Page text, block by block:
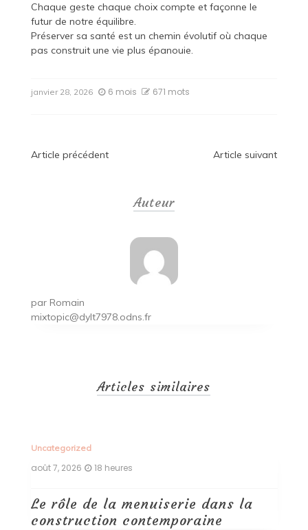
Chaque geste chaque choix compte et façonne le
futur de notre équilibre.
Préserver sa santé est un chemin évolutif où chaque
pas construit une vie plus épanouie.
janvier 28, 2026 6 mois 671 mots
Navigation
Article précédent Article suivant
Auteur
par Romain
mixtopic@dylt7978.odns.fr
Articles similaires
Uncategorized
août 7, 2026 18 heures
Le rôle de la menuiserie dans la
construction contemporaine